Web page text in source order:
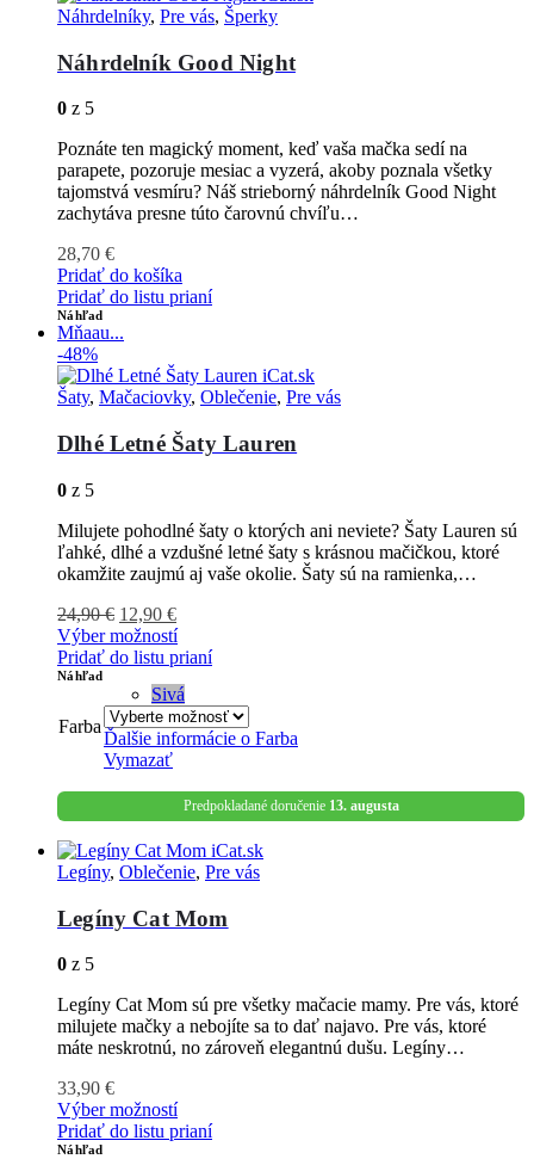
Náhrdelníky, Pre vás, Šperky
Náhrdelník Good Night
0 z 5
Poznáte ten magický moment, keď vaša mačka sedí na
parapete, pozoruje mesiac a vyzerá, akoby poznala všetky
tajomstvá vesmíru? Náš strieborný náhrdelník Good Night
zachytáva presne túto čarovnú chvíľu…
28,70 €
Pridať do košíka
Pridať do listu prianí
Náhľad
Mňaau...
-48%
Šaty, Mačaciovky, Oblečenie, Pre vás
Dlhé Letné Šaty Lauren
0 z 5
Milujete pohodlné šaty o ktorých ani neviete? Šaty Lauren sú
ľahké, dlhé a vzdušné letné šaty s krásnou mačičkou, ktoré
okamžite zaujmú aj vaše okolie. Šaty sú na ramienka,…
24,90€ 12,90 €
Výber možností
Pridať do listu prianí
Náhľad
Farba
Sivá
Ďalšie informácie o Farba
Vymazať
Predpokladané doručenie 13. augusta
Legíny, Oblečenie, Pre vás
Legíny Cat Mom
0 z 5
Legíny Cat Mom sú pre všetky mačacie mamy. Pre vás, ktoré
milujete mačky a nebojíte sa to dať najavo. Pre vás, ktoré
máte neskrotnú, no zároveň elegantnú dušu. Legíny…
33,90 €
Výber možností
Pridať do listu prianí
Náhľad